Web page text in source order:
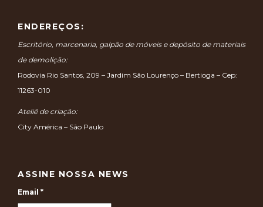
ENDEREÇOS:
Escritório, marcenaria, galpão de móveis e depósito de materiais
de demolição:
Rodovia Rio Santos, 209 – Jardim São Lourenço – Bertioga – Cep:
11263-010
Ateliê de criação:
City América – São Paulo
ASSINE NOSSA NEWS
Email *